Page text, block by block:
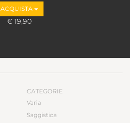
ACQUISTA
€ 19,90
CATEGORIE
Varia
Saggistica